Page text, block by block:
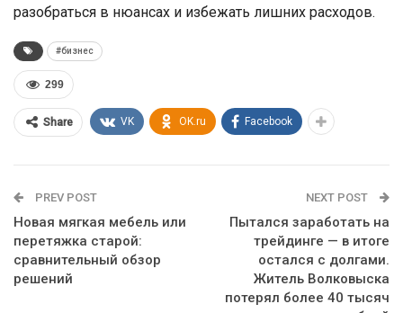
разобраться в нюансах и избежать лишних расходов.
#бизнес
299
Share VK OK.ru Facebook
PREV POST
Новая мягкая мебель или
перетяжка старой:
сравнительный обзор
решений
NEXT POST
Пытался заработать на
трейдинге — в итоге
остался с долгами.
Житель Волковыска
потерял более 40 тысяч